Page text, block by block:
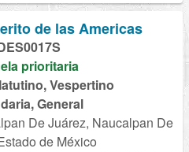
de las Americas
prioritaria
Vespertino
General
De Juárez, Naucalpan De
de México